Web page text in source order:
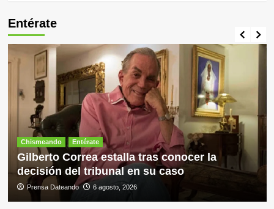
Entérate
Chismeando Entérate
Gilberto Correa estalla tras conocer la
decisión del tribunal en su caso
Prensa Dateando 6 agosto, 2026